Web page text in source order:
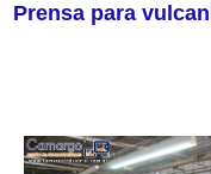
Prensa para